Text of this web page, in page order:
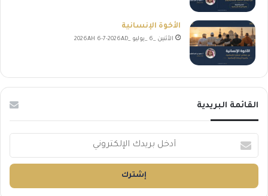
الأخوة الإنسانية
الأثنين _6 _يوليو _2026AH 6-7-2026AD
القائمة البريدية
خ
ب